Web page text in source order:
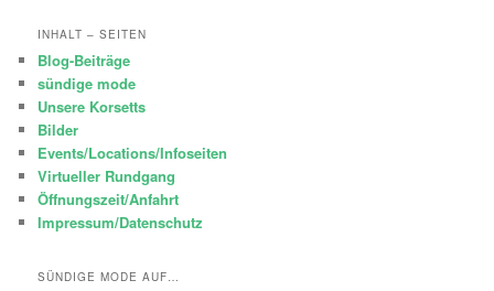
INHALT – SEITEN
Blog-Beiträge
sündige mode
Unsere Korsetts
Bilder
Events/Locations/Infoseiten
Virtueller Rundgang
Öffnungszeit/Anfahrt
Impressum/Datenschutz
SÜNDIGE MODE AUF…